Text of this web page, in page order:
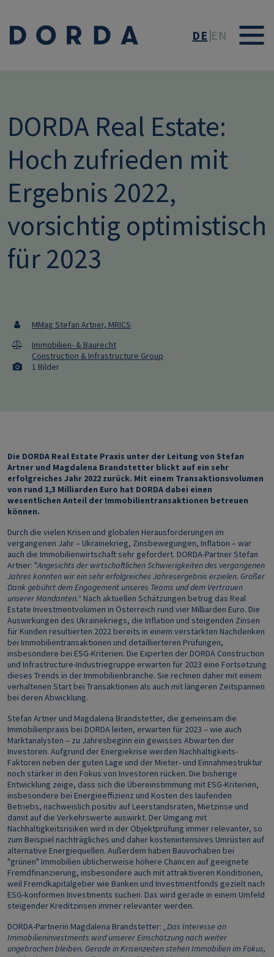
DE EN
DORDA Real Estate:
Hoch zufrieden mit
Ergebnis 2022,
vorsichtig optimistisch
für 2023
MMag Stefan Artner, MRICS
Immobilien- & Baurecht
Construction & Infrastructure Group
1 Bilder
Die DORDA Real Estate Praxis unter der Leitung von Stefan
Artner und Magdalena Brandstetter blickt auf ein sehr
erfolgreiches Jahr 2022 zurück. Mit einem Transaktionsvolumen
von rund 1,3 Milliarden Euro hat DORDA dabei einen
wesentlichen Anteil der Immobilientransaktionen betreuen
können.
Durch die vielen Krisen und globalen Herausforderungen im
vergangenen Jahr – Ukrainekrieg, Zinsbewegungen, Inflation – war
auch die Immobilienwirtschaft sehr gefordert. DORDA-Partner Stefan
Artner: "Angesichts der wirtschaftlichen Schwierigkeiten des vergangenen
Jahres konnten wir ein sehr erfolgreiches Jahresergebnis erzielen. Großer
Dank gebührt dem Engagement unseres Teams und dem Vertrauen
unserer Mandanten.“ Nach aktuellen Schätzungen betrug das Real
Estate Investmentvolumen in Österreich rund vier Milliarden Euro. Die
Auswirkungen des Ukrainekriegs, die Inflation und steigenden Zinsen
für Kunden resultierten 2022 bereits in einem verstärkten Nachdenken
bei Immobilientransaktionen und detaillierteren Prüfungen,
insbesondere bei ESG-Kriterien. Die Experten der DORDA Construction
und Infrastructure-Industriegruppe erwarten für 2023 eine Fortsetzung
dieses Trends in der Immobilienbranche. Sie rechnen daher mit einem
verhaltenen Start bei Transaktionen als auch mit längeren Zeitspannen
bei deren Abwicklung.
Stefan Artner und Magdalena Brandstetter, die gemeinsam die
Immobilienpraxis bei DORDA leiten, erwarten für 2023 – wie auch
Marktanalysten – zu Jahresbeginn ein gewisses Abwarten der
Investoren. Aufgrund der Energiekrise werden Nachhaltigkeits-
Faktoren neben der guten Lage und der Mieter- und Einnahmestruktur
noch stärker in den Fokus von Investoren rücken. Die bisherige
Entwicklung zeige, dass sich die Übereinstimmung mit ESG-Kriterien,
insbesondere bei Energieeffizienz und Kosten des laufenden
Betriebs, nachweislich positiv auf Leerstandsraten, Mietzinse und
damit auf die Verkehrswerte auswirkt. Der Umgang mit
Nachhaltigkeitsrisiken wird in der Objektprüfung immer relevanter, so
zum Beispiel nachträgliches und daher kostenintensives Umrüsten auf
alternative Energiequellen. Außerdem haben Bauvorhaben bei
"grünen" Immobilien üblicherweise höhere Chancen auf geeignete
Fremdfinanzierung, insbesondere auch mit attraktiveren Konditionen,
weil Fremdkapitalgeber wie Banken und Investmentfonds gezielt nach
ESG-konformen Investments suchen. Das wird gerade in einem Umfeld
steigender Kreditzinsen immer relevanter werden.
DORDA-Partnerin Magdalena Brandstetter: „Das Interesse an
Immobilieninvestments wird unserer Einschätzung nach weiter
ungebrochen bleiben. Gerade in Krisenzeiten stehen Immobilien im Fokus,